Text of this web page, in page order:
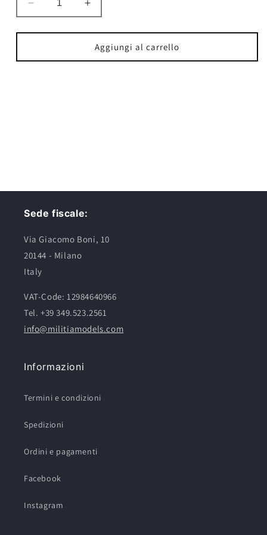
Diminuisci
quantità
per
Knight
Aumenta
quantità
per
French
Knight
Aggiungi al carrello
Sede fiscale:
Via Giacomo Boni, 10
20144 - Milano
Italy
VAT-Code: 12984640966
Tel. +39 349.523.2561
info@militiamodels.com
Informazioni
Termini e condizioni
Spedizioni
Ordini e pagamenti
Facebook
Instagram